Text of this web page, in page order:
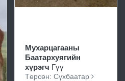
Мухарцагааны
Баатархуягийн
хүрэгч Гүү
Төрсөн: Сүхбаатар